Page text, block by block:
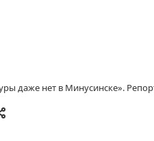
даже нет в Минусинске».